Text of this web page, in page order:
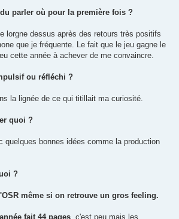
parler où pour la première fois ?
lorgne dessus après des retours très positifs
que je fréquente. Le fait que le jeu gagne le
cette année à achever de me convaincre.
ou réfléchi ?
la lignée de ce qui titillait ma curiosité.
quoi ?
quelques bonnes idées comme la production
?
même si on retrouve un gros feeling.
fait 44 pages , c'est peu mais les